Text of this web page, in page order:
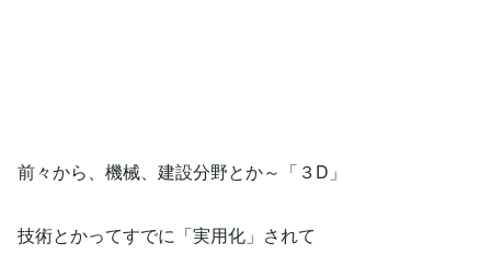
前々から、機械、建設分野とか～「３D」
技術とかってすでに「実用化」されて